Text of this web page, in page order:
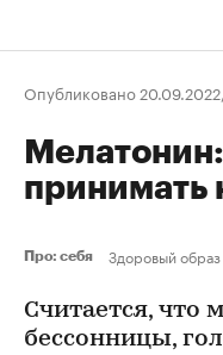
Опубликовано
принимать
Про: себя Здоровый
Считается, что
бессонницы,